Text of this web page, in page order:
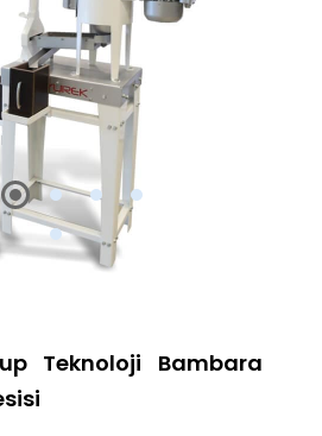
Teknoloji Bambara